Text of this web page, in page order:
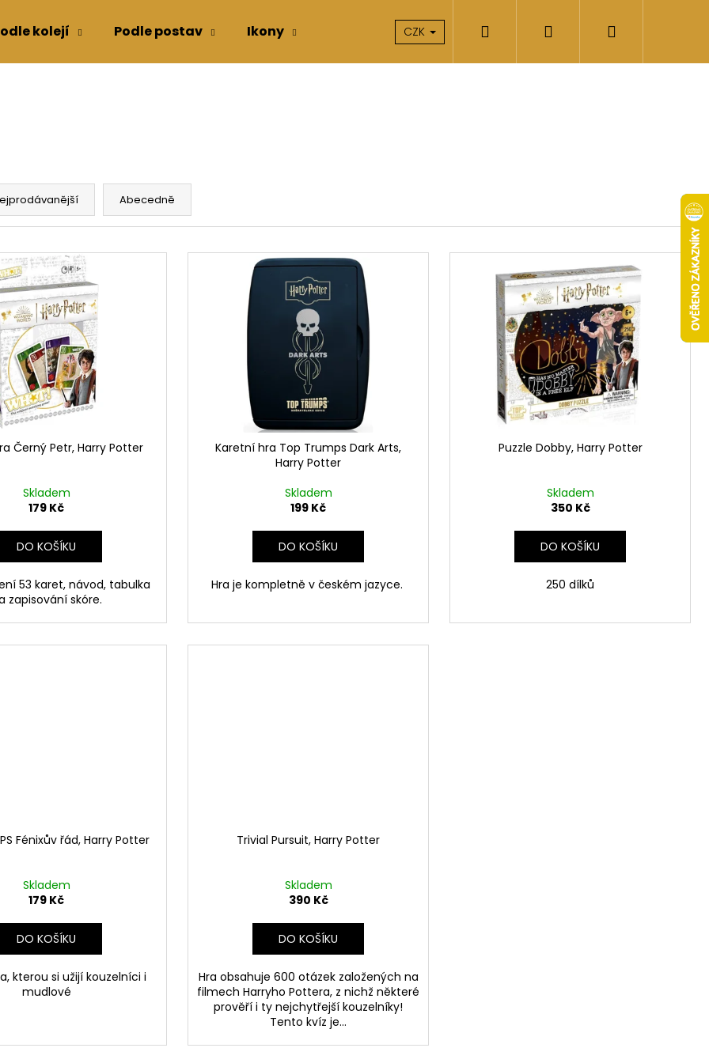
kolejí Podle postav Ikony O nás
CZK Přihlášení
Abecedně
Černý Petr, Harry Potter
Skladem
179 Kč
DO KOŠÍKU
53 karet, návod, tabulka
zapisování skóre.
Karetní hra Top Trumps Dark Arts,
Harry Potter
Skladem
199 Kč
DO KOŠÍKU
Hra je kompletně v českém jazyce.
Puzzle Dobby, Harry Potter
Skladem
350 Kč
DO KOŠÍKU
250 dílků
Fénixův řád, Harry Potter
Skladem
179 Kč
DO KOŠÍKU
kterou si užijí kouzelníci i
mudlové
Trivial Pursuit, Harry Potter
Skladem
390 Kč
DO KOŠÍKU
Hra obsahuje 600 otázek založených na
filmech Harryho Pottera, z nichž některé
prověří i ty nejchytřejší kouzelníky!
Tento kvíz je...
Doporučujeme
Následující
ŽABKA 15 G, HARRY
Kč
TAJEMNÝ BALÍČEK Z PŘÍČNÉ ULICE
399 Kč
Původně: 499 Kč